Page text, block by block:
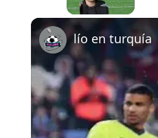
lío en turquía